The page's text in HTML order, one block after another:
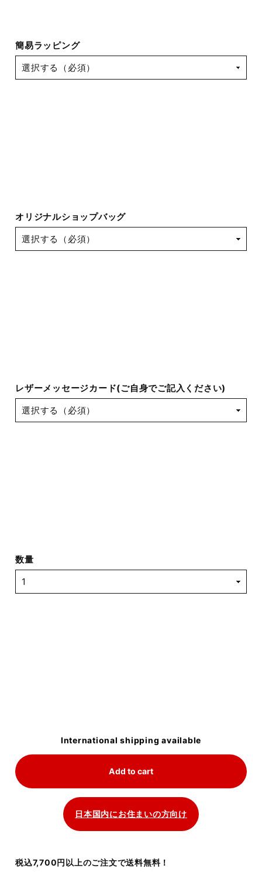
簡易ラッピング
オリジナルショップバッグ
レザーメッセージカード(ご自身でご記入ください)
数量
International shipping available
Add to cart
日本国内にお住まいの方向け
税込7,700円以上のご注文で送料無料！